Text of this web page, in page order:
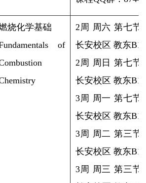
烧化学基础
of
2周 周六 第七节
长安校区 教东B1-
2周 周日 第七节
长安校区 教东B1-
3周 周一 第七节
长安校区 教东B1-
3周 周二 第三节
长安校区 教东B1-
3周 周三 第三节